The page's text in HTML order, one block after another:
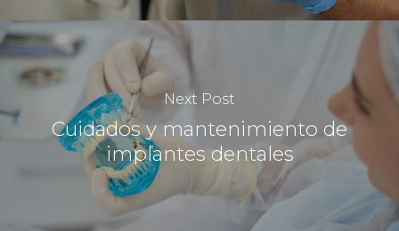
Next Post
Cuidados y mantenimiento de
implantes dentales